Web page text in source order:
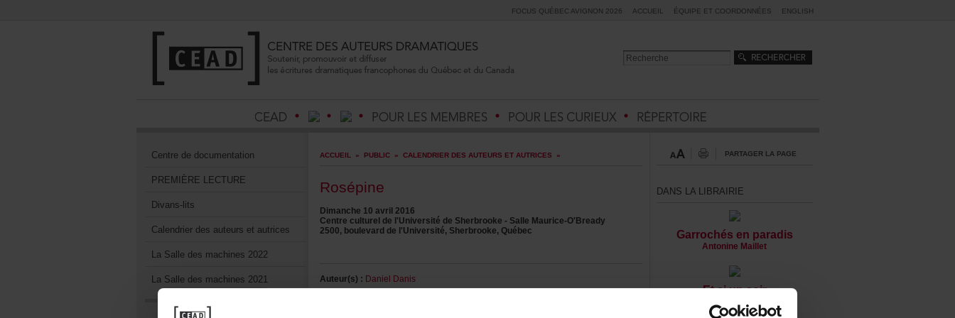
FOCUSQUÉBECAVIGNON2026 ACCUEIL ÉQUIPEETCOORDONNÉES ENGLISH
Centrededocumentation
PREMIÈRELECTURE
Divans-lits
Calendrierdesauteursetautrices
LaSalledesmachines2022
LaSalledesmachines2021
ACCUEIL » PUBLIC» CALENDRIERDESAUTEURSETAUTRICES »
Rosépine
Dimanche10avril2016
Centrecultureldel'UniversitédeSherbrooke-SalleMaurice-O'Bready
2500,boulevarddel'Université,Sherbrooke,Québec
Auteur(s): DanielDanis
PARTAGERLAPAGE
DANSLALIBRAIRIE
Garrochésenparadis
AntonineMaillet
Etsiunsoir